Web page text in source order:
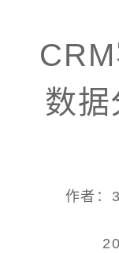
数据
作者